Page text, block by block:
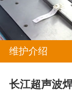
维护介绍
长江超声波